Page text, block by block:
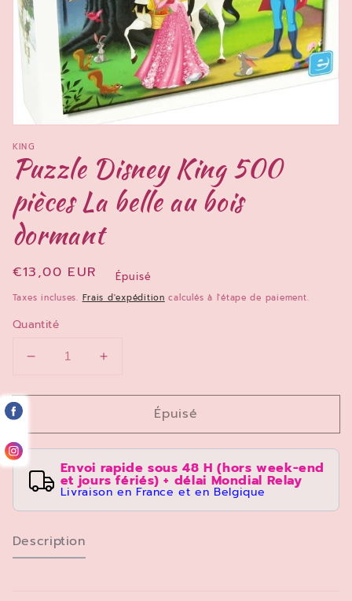
le
média
1
dans
fenêtre
modale
KING
Puzzle Disney King 500
pièces La belle au bois
dormant
Prix
habituel
€13,00 EUR Épuisé
Taxes incluses. Frais d'expédition calculés à l'étape de paiement.
Quantité
Réduire
quantité
Puzzle
Disney
King
500
belle
au
Augmenter
quantité
Puzzle
Disney
King
500
Épuisé
Envoi rapide sous 48 H (hors week-end
et jours fériés) + délai Mondial Relay
Livraison en France et en Belgique
Description